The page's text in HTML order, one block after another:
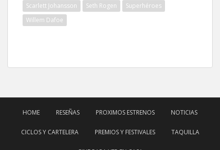
Scarlett Johansson
Seth Rogen
Superhéroes
Willem Dafoe
HOME RESEÑAS PROXIMOS ESTRENOS NOTICIAS
CICLOS Y CARTELERA PREMIOS Y FESTIVALES TAQUILLA